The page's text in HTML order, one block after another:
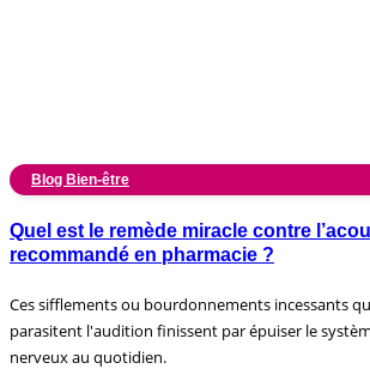
Blog Bien-être
Quel est le remède miracle contre
recommandé en pharmacie ?
Ces sifflements ou bourdonnements incessants
parasitent l'audition finissent par épuiser le
nerveux au quotidien.